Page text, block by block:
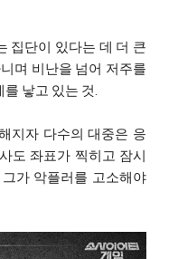
집단이 있다는 데 더 큰
며 비난을 넘어 저주를
낳고 있는 것.
지자 다수의 대중은 응
도 좌표가 찍히고 잠시
가 악플러를 고소해야